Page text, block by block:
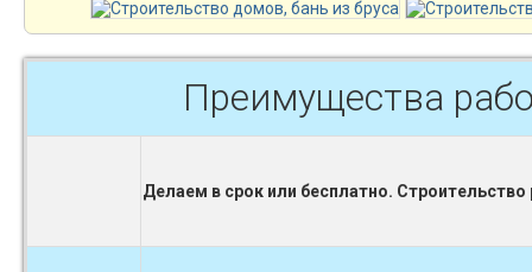
Преимущества
Делаем в срок или бесплатно.